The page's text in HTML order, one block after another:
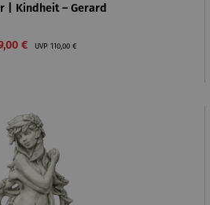
| Kindheit – Gerard
€ UVP Regulärer Preis:
110,00 €